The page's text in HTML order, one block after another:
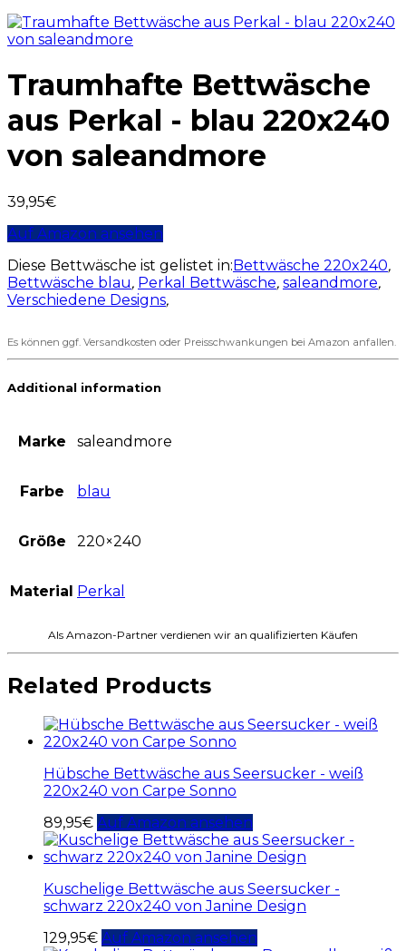
Traumhafte Bettwäsche
aus Perkal - blau 220x240
von saleandmore
39,95€
Auf Amazon ansehen
Diese Bettwäsche ist gelistet in:Bettwäsche 220x240,
Bettwäsche blau, Perkal Bettwäsche, saleandmore,
Verschiedene Designs,
Es können ggf. Versandkosten oder Preisschwankungen bei Amazon anfallen.
Additional information
Marke saleandmore
Farbe blau
Größe 220×240
Material Perkal
Als Amazon-Partner verdienen wir an qualifizierten Käufen
Related Products
Hübsche Bettwäsche aus Seersucker - weiß
220x240 von Carpe Sonno
89,95€ Auf Amazon ansehen
Kuschelige Bettwäsche aus Seersucker -
schwarz 220x240 von Janine Design
129,95€ Auf Amazon ansehen